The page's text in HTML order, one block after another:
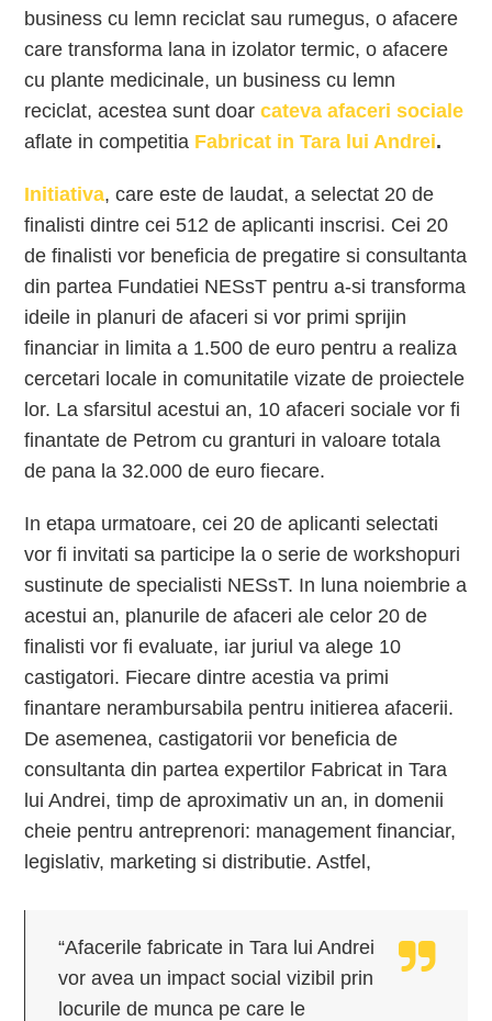
business cu lemn reciclat sau rumegus, o afacere
care transforma lana in izolator termic, o afacere
cu plante medicinale, un business cu lemn
reciclat, acestea sunt doarcateva afaceri sociale
aflate in competitia Fabricat in Tara lui Andrei.
Initiativa, care este de laudat, a selectat 20 de
finalisti dintre cei 512 de aplicanti inscrisi. Cei 20
de finalisti vor beneficia de pregatire si consultanta
din partea Fundatiei NESsT pentru a-si transforma
ideile in planuri de afaceri si vor primi sprijin
financiar in limita a 1.500 de euro pentru a realiza
cercetari locale in comunitatile vizate de proiectele
lor. La sfarsitul acestui an, 10 afaceri sociale vor fi
finantate de Petrom cu granturi in valoare totala
de pana la 32.000 de euro fiecare.
In etapa urmatoare, cei 20 de aplicanti selectati
vor fi invitati sa participe la o serie de workshopuri
sustinute de specialisti NESsT. In luna noiembrie a
acestui an, planurile de afaceri ale celor 20 de
finalisti vor fi evaluate, iar juriul va alege 10
castigatori. Fiecare dintre acestia va primi
finantare nerambursabila pentru initierea afacerii.
De asemenea, castigatorii vor beneficia de
consultanta din partea expertilor Fabricat in Tara
lui Andrei, timp de aproximativ un an, in domenii
cheie pentru antreprenori: management financiar,
legislativ, marketing si distributie. Astfel,
“Afacerile fabricate in Tara lui Andrei
vor avea un impact social vizibil prin
locurile de munca pe care le